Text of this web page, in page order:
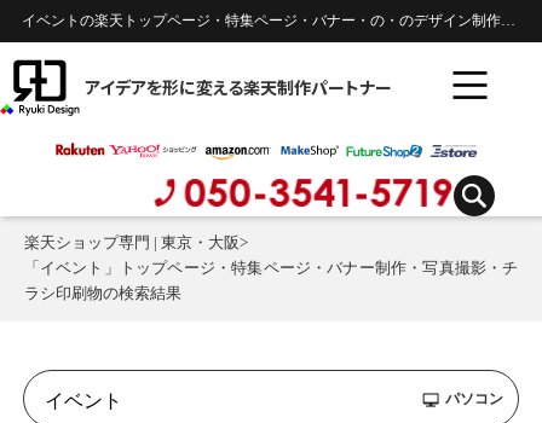
イベントの楽天トップページ・特集ページ・バナー・の・のデザイン制作実績 |
アイデアを形に変える楽天制作パートナー
楽天ショップ専門 | 東京・大阪>
「イベント」トップページ・特集ページ・バナー制作・写真撮影・チ
ラシ印刷物の検索結果
パソコン